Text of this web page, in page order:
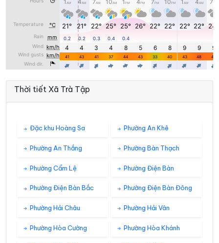
Thời tiết Xã Trà Tập
Đặc khu Hoàng Sa Phường An Khê
Phường An Thắng Phường Bàn Thạch
Phường Cẩm Lệ Phường Điện Bàn
Phường Điện Bàn Bắc Phường Điện Bàn Đông
Phường Hải Châu Phường Hải Vân
Phường Hòa Cường Phường Hòa Khánh